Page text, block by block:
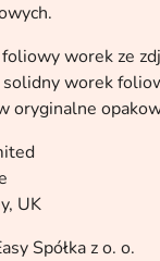
worek ze
worek
oryginalne
UK
Spółka z o. o.